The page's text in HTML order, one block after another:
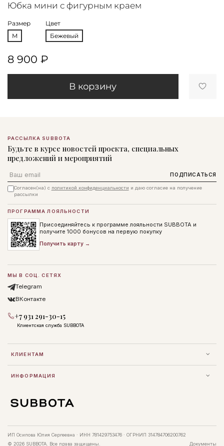
Юбка мини с фигурным краем
Размер
M
Цвет
Бежевый
8 900 ₽
В корзину
РАССЫЛКА SUBBOTA
Будьте в курсе новостей проекта, специальных
предложений и мероприятий
Email ПОДПИСАТЬСЯ
Согласен(на) с политикой конфиденциальности и даю согласие на получение
рассылки
КЛИЕНТАМ
ИНФОРМАЦИЯ
ПРОГРАММА ЛОЯЛЬНОСТИ
Присоединяйтесь к программе лояльности SUBBOTA и
получите 1000 бонусов на первую покупку
Получить карту →
МЫ В СОЦ. СЕТЯХ
Telegram
ВКонтакте
+7 931 291-30-15
Клиентская служба SUBBOTA
ИП Осипова Юлия Сергеевна · ИНН 781429753476 · ОГРНИП 314784706200762
© 2026 SUBBOTA. Все права защищены.
Документы